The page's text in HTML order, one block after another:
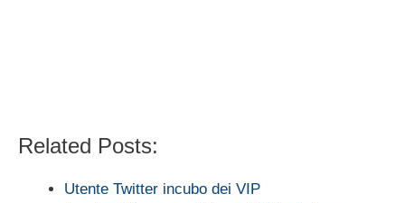
Related Posts:
Utente Twitter incubo dei VIP